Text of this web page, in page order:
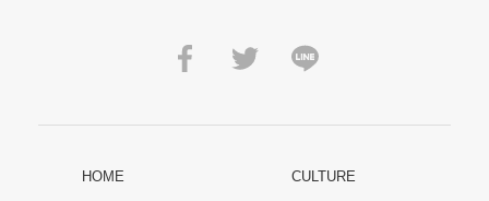
HOME CULTURE